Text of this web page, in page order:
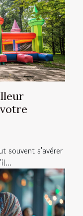
souvent s'avérer